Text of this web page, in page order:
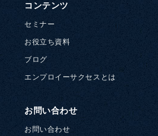
コンテンツ
セミナー
お役立ち資料
ブログ
エンプロイーサクセスとは
お問い合わせ
お問い合わせ